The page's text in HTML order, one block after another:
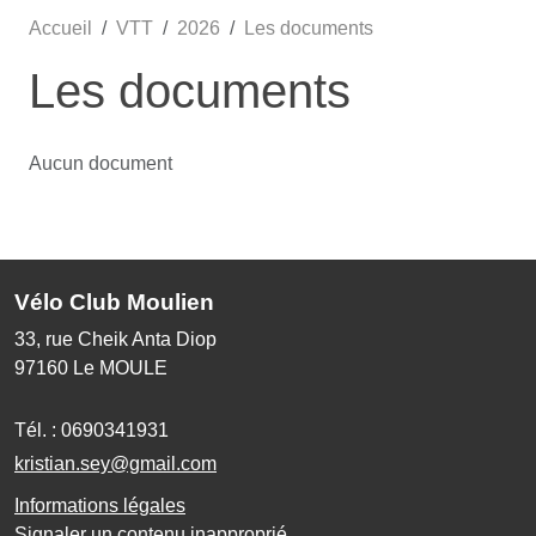
Accueil VTT 2026 Les documents
Les documents
Aucun document
Vélo Club Moulien
33, rue Cheik Anta Diop
97160 Le MOULE
Tél. : 0690341931
kristian.sey@gmail.com
Informations légales